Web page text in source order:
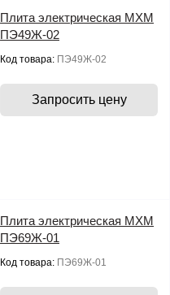
Плита электрическая МХМ
ПЭ49Ж-02
Код товара: ПЭ49Ж-02
Запросить цену
Плита электрическая МХМ
ПЭ69Ж-01
Код товара: ПЭ69Ж-01